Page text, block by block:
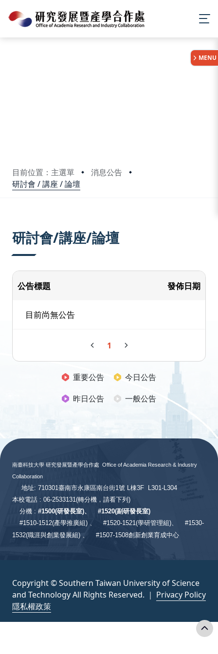
目前位置：主選單
消息公告
研討會 / 講座 / 論壇
MENU
研討會/講座/論壇
公告標題 發佈日期
目前尚無公告
1
重要公告
今日公告
昨日公告
一般公告
南臺科技大學 研究發展暨產學合作處 Office of Academia Research & Industry
Collaboration
地址: 710301臺南市永康區南台街1號 L棟3F L301-L304
本校電話 : 06-2533131(轉分機，請看下列)
分機 : #1500(研發長室)、 #1520(副研發長室)
#1510-1512(產學推廣組) 、 #1520-1521(學研管理組)、
#1530-
1532(職涯與創業發展組) 、
#1507-1508創新創業育成中心
Copyright © Southern Taiwan University of Science
and Technology All Rights Reserved. ｜ Privacy Policy
隱私權政策